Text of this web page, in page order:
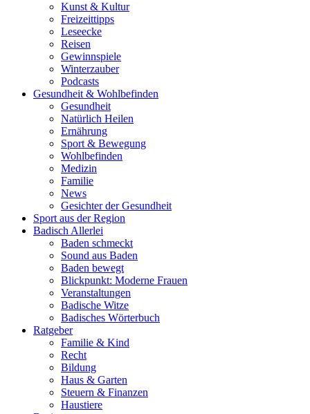
Kunst & Kultur
Freizeittipps
Leseecke
Reisen
Gewinnspiele
Winterzauber
Podcasts
Gesundheit & Wohlbefinden
Gesundheit
Natürlich Heilen
Ernährung
Sport & Bewegung
Wohlbefinden
Medizin
Familie
News
Gesichter der Gesundheit
Sport aus der Region
Badisch Allerlei
Baden schmeckt
Sound aus Baden
Baden bewegt
Blickpunkt: Moderne Frauen
Veranstaltungen
Badische Witze
Badisches Wörterbuch
Ratgeber
Familie & Kind
Recht
Bildung
Haus & Garten
Steuern & Finanzen
Haustiere